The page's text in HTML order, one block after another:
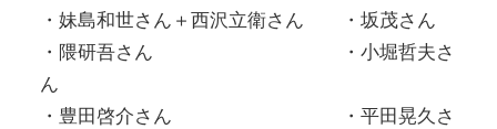
・妹島和世さん＋西沢立衛さん ・坂茂さん
・隈研吾さん ・小堀哲夫さ
ん
・豊田啓介さん ・平田晃久さ